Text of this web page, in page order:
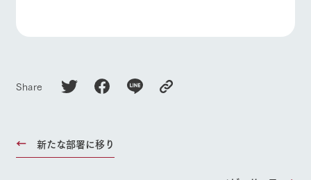
Share
新たな部署に移り